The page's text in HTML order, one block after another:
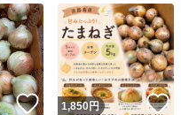
このユーザーはYahoo!
◯+ このユーザーは他フリマ
1商品につき1回です
出品ページ
いいね！
1,850 円